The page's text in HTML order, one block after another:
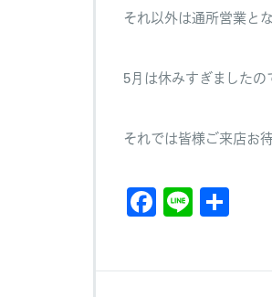
それ以外は通所営業と
5月は休みすぎました
それでは皆様ご来店お
F Li